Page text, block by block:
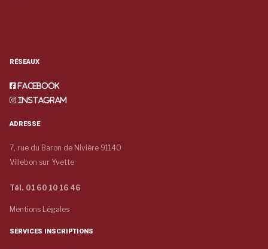
RÉSEAUX
Facebook
Instagram
ADRESSE
7, rue du Baron de Nivière 91140
Villebon sur Yvette
Tél. 01 60 10 16 46
Mentions Légales
SERVICES INSCRIPTIONS